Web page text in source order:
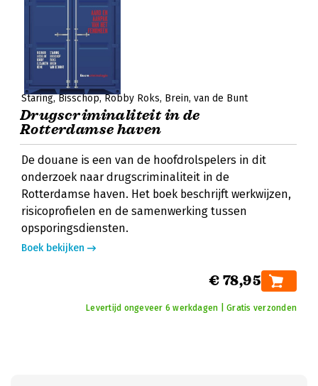
Staring Bisschop Robby Roks Brein van de Bunt
Drugscriminaliteit in de
Rotterdamse haven
De douane is een van de hoofdrolspelers in dit
onderzoek naar drugscriminaliteit in de
Rotterdamse haven. Het boek beschrijft werkwijzen,
risicoprofielen en de samenwerking tussen
opsporingsdiensten.
Boek bekijken
€ 78,95
Levertijd ongeveer 6 werkdagen | Gratis verzonden